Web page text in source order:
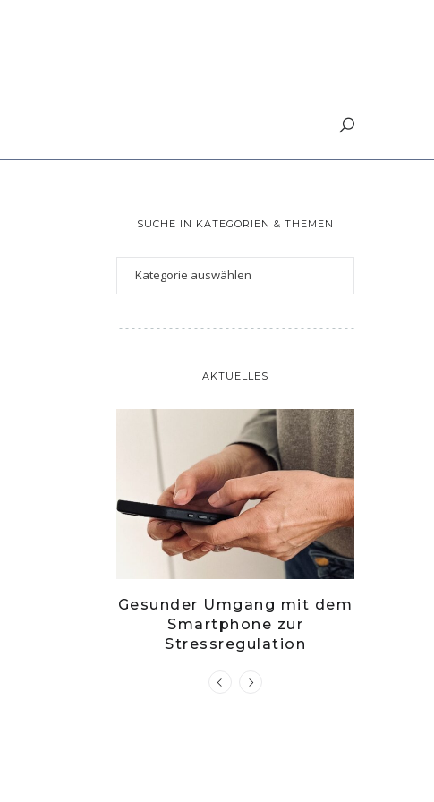
SUCHE IN KATEGORIEN & THEMEN
AKTUELLES
Gesunder Umgang mit dem
Smartphone zur
Stressregulation